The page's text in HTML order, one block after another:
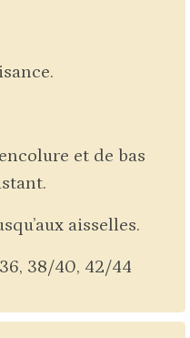
et de bas
aisselles.
38/40, 42/44